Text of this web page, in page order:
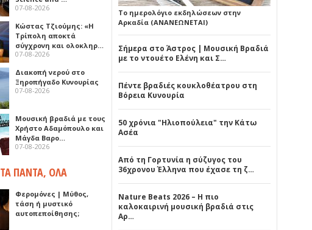
07-08-2026
Κώστας Τζιούμης: «Η
Τρίπολη αποκτά
σύγχρονη και ολοκληρ…
07-08-2026
Διακοπή νερού στο
Ξηροπήγαδο Κυνουρίας
07-08-2026
Μουσική βραδιά με τους
Χρήστο Αδαμόπουλο και
Μάγδα Βαρο…
07-08-2026
ΤΑ ΠΑΝΤΑ, ΟΛΑ
Φερομόνες | Μύθος,
τάση ή μυστικό
αυτοπεποίθησης;
Το ημερολόγιο εκδηλώσεων στην
Αρκαδία (ΑΝΑΝΕΩΝΕΤΑΙ)
Σήμερα στο Άστρος | Μουσική Βραδιά
με το ντουέτο Ελένη και Σ…
Πέντε βραδιές κουκλοθέατρου στη
Βόρεια Κυνουρία
50 χρόνια "Ηλιοπούλεια" την Κάτω
Ασέα
Από τη Γορτυνία η σύζυγος του
36χρονου Έλληνα που έχασε τη ζ…
Nature Beats 2026 – Η πιο
καλοκαιρινή μουσική βραδιά στις
Αρ…